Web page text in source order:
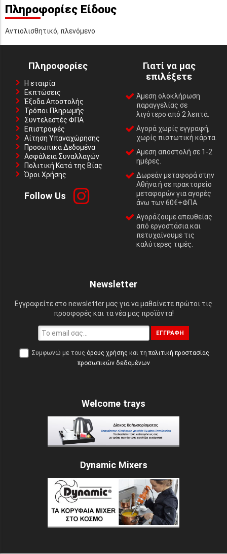
Πληροφορίες Είδους
Αντιολισθητικό, πλενόμενο
Πληροφορίες
Η εταιρία
Εκπτώσεις
Έξοδα Αποστολής
Τρόποι Πληρωμής
Συντελεστές ΦΠΑ
Επιστροφές
Αίτηση Υπαναχώρησης
Προσωπικά Δεδομένα
Ασφάλεια Συναλλαγών
Πολιτική Κατά της Βίας
Όροι Χρήσης
Follow Us
Γιατί να μας
επιλέξετε
Άμεση ολοκλήρωση
παραγγελίας σε
λιγότερο από 2 λεπτά.
Αγορά χωρίς εγγραφή,
χωρίς πιστωτική κάρτα.
Αμεση αποστολή σε 1-2
ημέρες.
Δωρεάν μεταφορά στην
Αθήνα ή σε πρακτορείο
μεταφορών για αγορές
άνω των 60€+ΦΠΑ.
Αγοράζουμε απευθείας
από εργοστάσια και
πετυχαίνουμε τις
καλύτερες τιμές.
Newsletter
Εγγραφείτε στο newsletter μας για να μαθαίνετε πρώτοι τις
προσφορές και τα νέα μας προϊόντα!
ΕΓΓΡΑΦΉ
Συμφωνώ με τους όρους χρήσης και τη πολιτική προστασίας
προσωπικών δεδομένων
Welcome trays
Dynamic Mixers